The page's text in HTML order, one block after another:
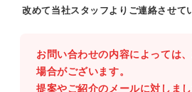
改めて当社スタッフよりご連絡させて
お問い合わせの内容によっては
場合がございます。
提案やご紹介のメールに対しま